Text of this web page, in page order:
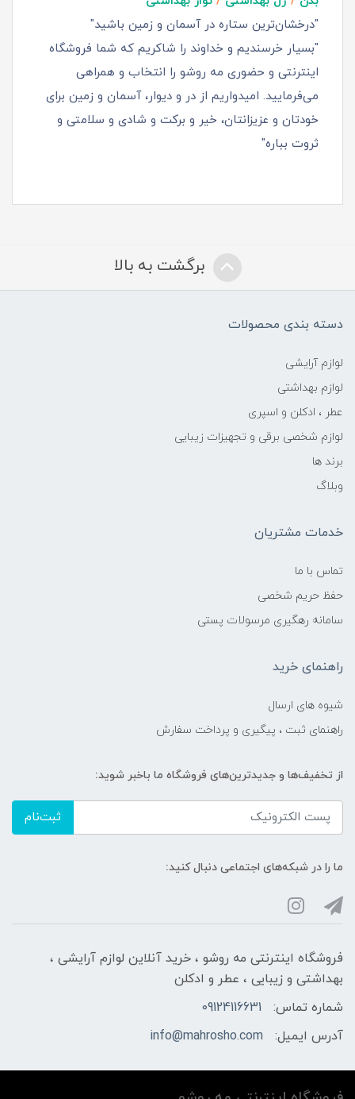
"درخشان‌ترین ستاره در آسمان و زمین باشید"
"بسیار خرسندیم و خداوند را شاکریم که شما فروشگاه
اینترنتی و حضوری مه روشو را انتخاب و همراهی
می‌فرمایید. امیدواریم از در و دیوار، آسمان و زمین برای
خودتان و عزیزانتان، خیر و برکت و شادی و سلامتی و
ثروت بباره"
برگشت به بالا
دسته بندی محصولات
لوازم آرایشی
لوازم بهداشتی
عطر ، ادکلن و اسپری
لوازم شخصی برقی و تجهیزات زیبایی
برند ها
وبلاگ
خدمات مشتریان
تماس با ما
حفظ حریم شخصی
سامانه رهگیری مرسولات پستی
راهنمای خرید
شیوه های ارسال
راهنمای ثبت ، پیگیری و پرداخت سفارش
از تخفیف‌ها و جدیدترین‌های فروشگاه ما باخبر شوید:
ثبت‌نام
ما را در شبکه‌های اجتماعی دنبال کنید:
فروشگاه اینترنتی مه‌ رو‌شو ، خرید آنلاین لوازم آرایشی ،
بهداشتی و زیبایی ، عطر و ادکلن
شماره تماس:
09124116631
آدرس ایمیل:
info@mahrosho.com